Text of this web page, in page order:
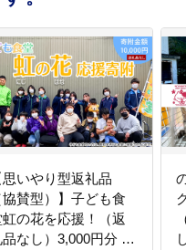
思いやり型返礼品
協賛型）】子ども食
虹の花を応援！（返
なし）3,000円分 こ